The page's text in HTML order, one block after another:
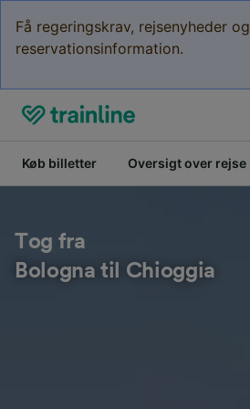
Få regeringskrav, rejsenyheder og
reservationsinformation.
Køb billetter Oversigt over rejse
Tog fra
Bologna til Chioggia